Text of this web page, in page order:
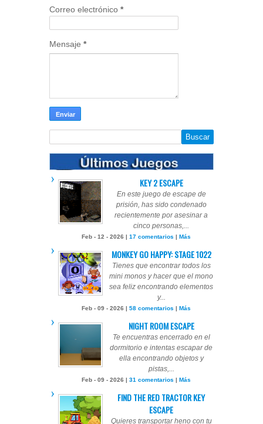
Correo electrónico *
Mensaje *
KEY 2 ESCAPE
En este juego de escape de
prisión, has sido condenado
recientemente por asesinar a
cinco personas,...
Feb - 12 - 2026 | 17 comentarios | Más
MONKEY GO HAPPY: STAGE 1022
Tienes que encontrar todos los
mini monos y hacer que el mono
sea feliz encontrando elementos
y...
Feb - 09 - 2026 | 58 comentarios | Más
NIGHT ROOM ESCAPE
Te encuentras encerrado en el
dormitorio e intentas escapar de
ella encontrando objetos y
pistas,...
Feb - 09 - 2026 | 31 comentarios | Más
FIND THE RED TRACTOR KEY
ESCAPE
Quieres transportar heno con tu